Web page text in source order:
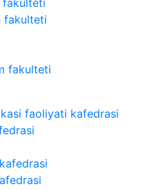
fakulteti
fakulteti
fakulteti
faoliyati kafedrasi